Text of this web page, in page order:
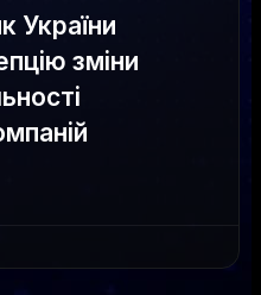
України
зміни